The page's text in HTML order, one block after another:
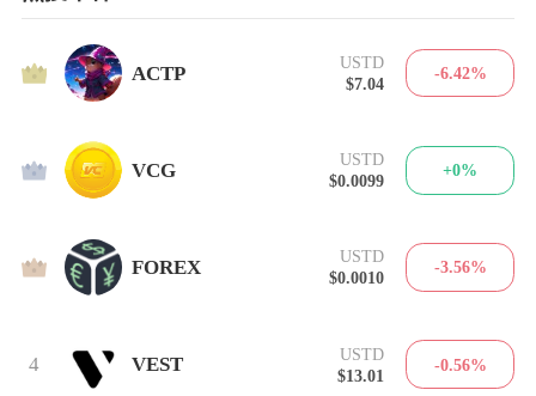
1 ACTP
USTD
$7.04
-6.42%
2 VCG
USTD
$0.0099
+0%
3 FOREX
USTD
$0.0010
-3.56%
4 VEST
USTD
$13.01
-0.56%